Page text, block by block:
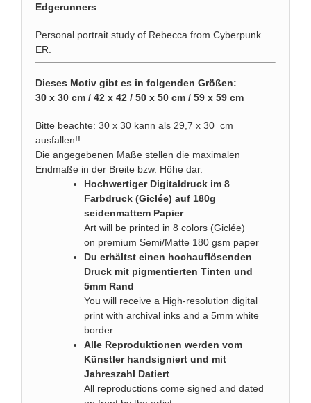
Edgerunners
Personal portrait study of Rebecca from Cyberpunk
ER.
Dieses Motiv gibt es in folgenden Größen:
30 x 30 cm / 42 x 42 / 50 x 50 cm / 59 x 59 cm
Bitte beachte: 30 x 30 kann als 29,7 x 30 cm
ausfallen!!
Die angegebenen Maße stellen die maximalen
Endmaße in der Breite bzw. Höhe dar.
Hochwertiger Digitaldruck im 8
Farbdruck (Giclée) auf 180g
seidenmattem Papier
Art will be printed in 8 colors (Giclée)
on premium Semi/Matte 180 gsm paper
Du erhältst einen hochauflösenden
Druck mit pigmentierten Tinten und
5mm Rand
You will receive a High-resolution digital
print with archival inks and a 5mm white
border
Alle Reproduktionen werden vom
Künstler handsigniert und mit
Jahreszahl Datiert
All reproductions come signed and dated